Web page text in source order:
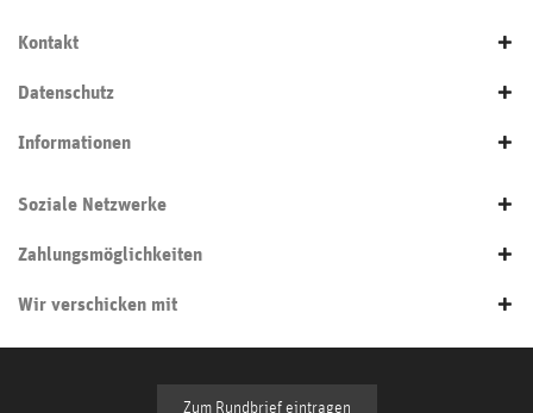
Kontakt
Datenschutz
Informationen
Soziale Netzwerke
Zahlungsmöglichkeiten
Wir verschicken mit
Zum Rundbrief eintragen